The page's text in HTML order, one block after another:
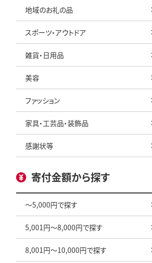
地域のお礼の品
スポーツ・アウトドア
雑貨・日用品
美容
ファッション
家具・工芸品・装飾品
感謝状等
寄付金額から探す
～5,000円で探す
5,001円～8,000円で探す
8,001円～10,000円で探す